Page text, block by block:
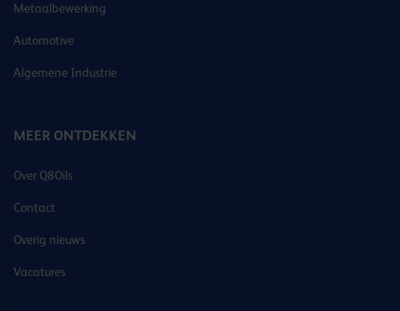
Metaalbewerking
Automotive
Algemene Industrie
MEER ONTDEKKEN
Over Q8Oils
Contact
Overig nieuws
Vacatures